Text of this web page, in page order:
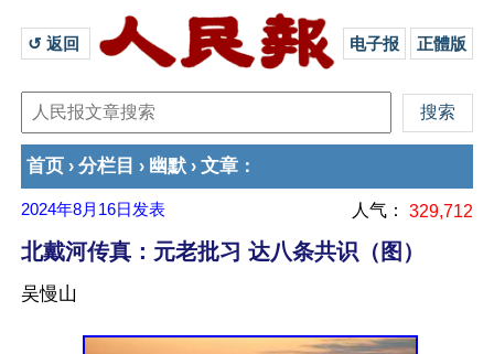
↺ 返回 电子报 正體版
首页 › 分栏目 › 幽默 › 文章 ：
2024年8月16日 发表 人气： 329,712
北戴河传真：元老批习 达八条共识（图）
吴慢山